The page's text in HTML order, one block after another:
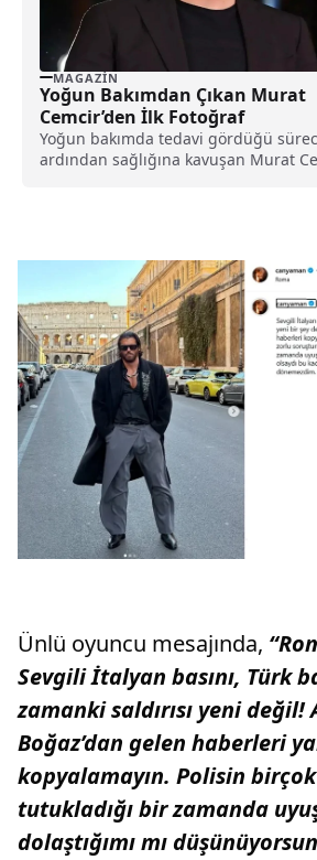
MAGAZIN
Yoğun Bakımdan Çıkan Murat
Cemcir’den İlk Fotoğraf
Yoğun bakımda tedavi gördüğü
ardından sağlığına kavuşan Murat
Ünlü oyuncu mesajında,
Sevgili İtalyan basını, Türk
zamanki saldırısı yeni
Boğaz’dan gelen haberleri
kopyalamayın. Polisin
tutukladığı bir zamanda
dolaştığımı mı